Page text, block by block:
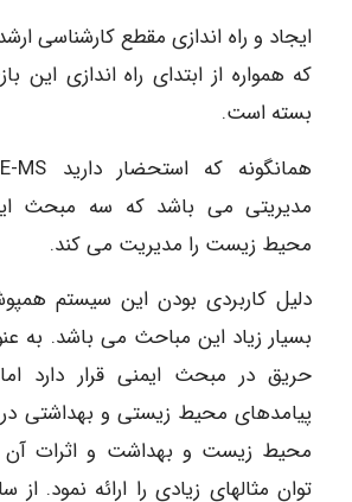
که همواره از ابتدای راه اندازی
بسته است.
مدیریتی می باشد که سه مبحث
محیط زیست را مدیریت می کند.
دلیل کاربردی بودن این سیستم
بسیار زیاد این مباحث می باشد. به
حریق در مبحث ایمنی قرار دارد
پیامدهای محیط زیستی و بهداشتی در
محیط زیست و بهداشت و اثرات آن